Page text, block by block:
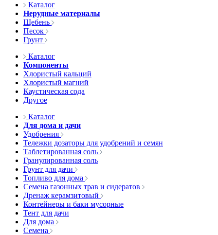
Каталог
Нерудные материалы
Щебень
Песок
Грунт
Каталог
Компоненты
Хлористый кальций
Хлористый магний
Каустическая сода
Другое
Каталог
Для дома и дачи
Удобрения
Тележки дозаторы для удобрений и семян
Таблетированная соль
Гранулированная соль
Грунт для дачи
Топливо для дома
Семена газонных трав и сидератов
Дренаж керамзитовый
Контейнеры и баки мусорные
Тент для дачи
Для дома
Семена